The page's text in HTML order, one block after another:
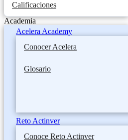
Calificaciones
Academia
Acelera Academy
Conocer Acelera
Glosario
Reto Actinver
Conoce Reto Actinver